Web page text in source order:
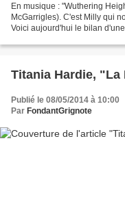
En musique : "Wuthering
McGarrigles). C'est Milly qui
Voici aujourd'hui le bilan
Titania Hardie,
Publié le 08/05/2014 à 10:00
Par FondantGrignote